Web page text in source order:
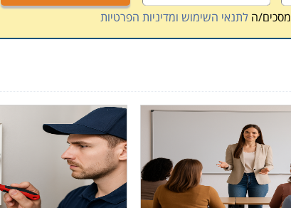
מסכים/הלתנאי השימוש ומדיניות הפרטיות